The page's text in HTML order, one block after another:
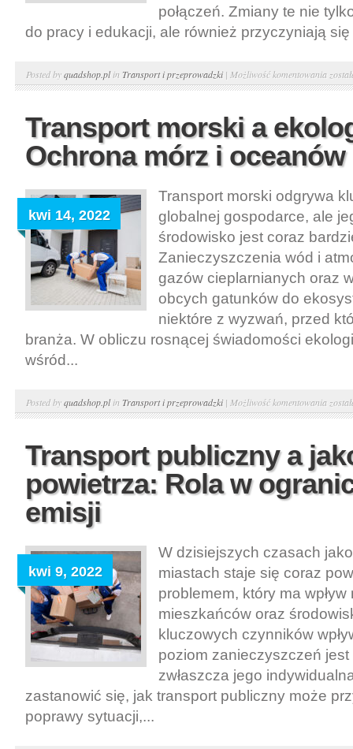
połączeń. Zmiany te nie
do pracy i edukacji, ale również przyczyniają
Posted byquadshop.plin Transport i przeprowadzki| Możliwość komentowania
Transport morski a
Ochrona mórz i oceanów
kwi 14, 2022
Transport morski odgrywa
globalnej gospodarce, ale
środowisko jest coraz
Zanieczyszczenia wód i
gazów cieplarnianych oraz
obcych gatunków do
niektóre z wyzwań, przed
branża. W obliczu rosnącej świadomości
wśród...
Posted byquadshop.plin Transport i przeprowadzki| Możliwość komentowania
mórz
Transport publiczny a
powietrza: Rola w
emisji
kwi 9, 2022
W dzisiejszych czasach
miastach staje się coraz
problemem, który ma
mieszkańców oraz
kluczowych czynników
poziom zanieczyszczeń jest
zwłaszcza jego
zastanowić się, jak transport publiczny może
poprawy sytuacji,...